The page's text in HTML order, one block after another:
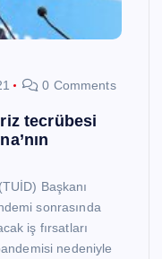
0 Comments
tecrübesi
Başkanı
sonrasında
iş fırsatları
nedeniyle